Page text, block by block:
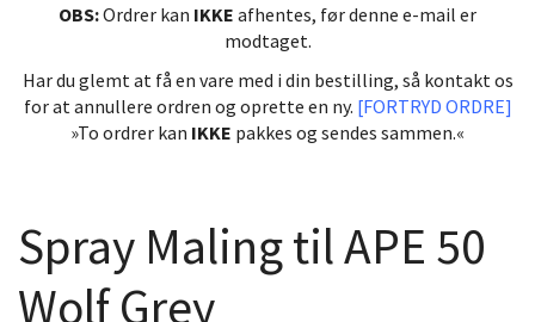
OBS:Ordrer kan IKKE afhentes, før denne e-mail er
modtaget.
Har du glemt at få en vare med i din bestilling, så kontakt os
for at annullere ordren og oprette en ny. [FORTRYD ORDRE]
»To ordrer kan IKKE pakkes og sendes sammen.«
Spray Maling til APE 50
Wolf Grey